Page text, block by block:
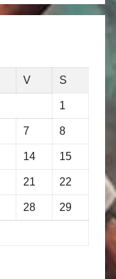
V S
1
7 8
14 15
21 22
28 29